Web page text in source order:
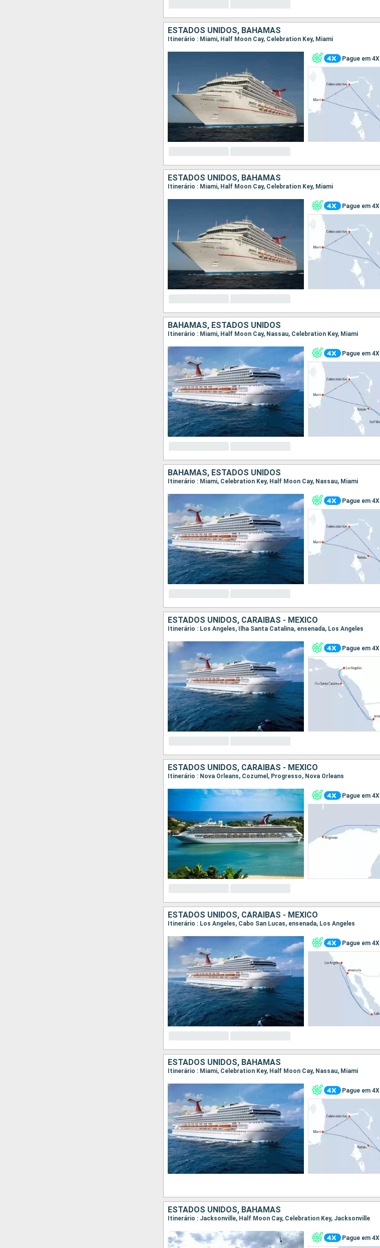
ESTADOS UNIDOS, BAHAMAS
Itinerário : Miami, Half Moon Cay, Celebration Key, Miami
Pague em 4X
ESTADOS UNIDOS, BAHAMAS
Itinerário : Miami, Half Moon Cay, Celebration Key, Miami
Pague em 4X
BAHAMAS, ESTADOS UNIDOS
Itinerário : Miami, Half Moon Cay, Nassau, Celebration Key, Miami
Pague em 4X
BAHAMAS, ESTADOS UNIDOS
Itinerário : Miami, Celebration Key, Half Moon Cay, Nassau, Miami
Pague em 4X
ESTADOS UNIDOS, CARAIBAS - MEXICO
Itinerário : Los Angeles, Ilha Santa Catalina, ensenada, Los Angeles
Pague em 4X
ESTADOS UNIDOS, CARAIBAS - MEXICO
Itinerário : Nova Orleans, Cozumel, Progresso, Nova Orleans
Pague em 4X
ESTADOS UNIDOS, CARAIBAS - MEXICO
Itinerário : Los Angeles, Cabo San Lucas, ensenada, Los Angeles
Pague em 4X
ESTADOS UNIDOS, BAHAMAS
Itinerário : Miami, Celebration Key, Half Moon Cay, Nassau, Miami
Pague em 4X
ESTADOS UNIDOS, BAHAMAS
Itinerário : Jacksonville, Half Moon Cay, Celebration Key, Jacksonville
Pague em 4X